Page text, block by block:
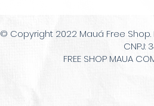
© Copyright 2022 Mauá Free
CNPJ:
FREE SHOP MAUA